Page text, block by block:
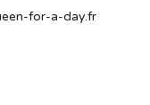
for-a-day.fr